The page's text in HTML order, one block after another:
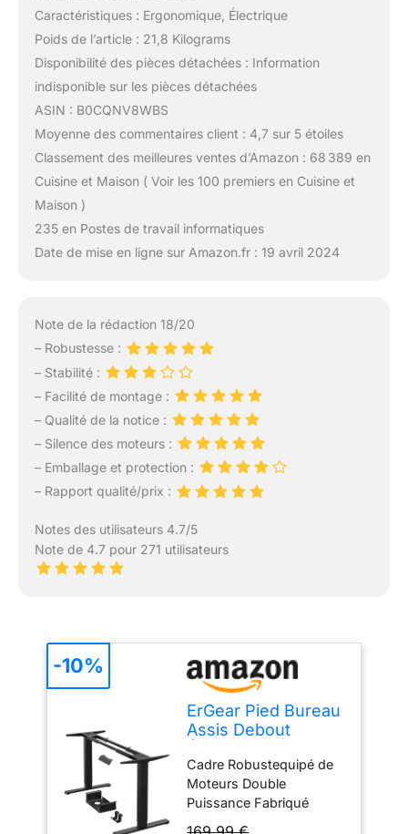
Caractéristiques : Ergonomique, Électrique
Poids de l’article : 21,8 Kilograms
Disponibilité des pièces détachées : Information
indisponible sur les pièces détachées
ASIN : B0CQNV8WBS
Moyenne des commentaires client : 4,7 sur 5 étoiles
Classement des meilleures ventes d’Amazon : 68 389 en
Cuisine et Maison ( Voir les 100 premiers en Cuisine et
Maison )
235 en Postes de travail informatiques
Date de mise en ligne sur Amazon.fr : 19 avril 2024
Note de la rédaction 18/20
– Robustesse :
– Stabilité :
– Facilité de montage :
– Qualité de la notice :
– Silence des moteurs :
– Emballage et protection :
– Rapport qualité/prix :
Notes des utilisateurs 4.7/5
Note de 4.7 pour 271 utilisateurs
ErGear Pied Bureau
Assis Debout
Moteurs, Noir
Cadre Robustequipé de
Moteurs Double
Puissance Fabriqué
-10%